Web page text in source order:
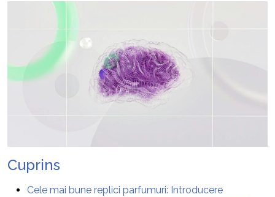
Cuprins
Cele mai bune replici parfumuri: Introducere